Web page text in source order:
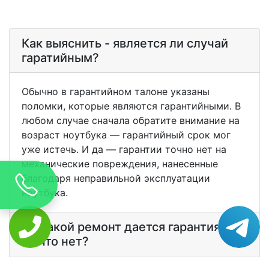
Как выяснить - является ли случай
гаратийным?
Обычно в гарантийном талоне указаны
поломки, которые являются гарантийными. В
любом случае сначала обратите внимание на
возраст ноутбука — гарантийный срок мог
уже истечь. И да — гарантии точно нет на
механические повреждения, нанесенные
благодаря неправильной эксплуатации
ноутбука.
На какой ремонт дается гарантия? А
на что нет?